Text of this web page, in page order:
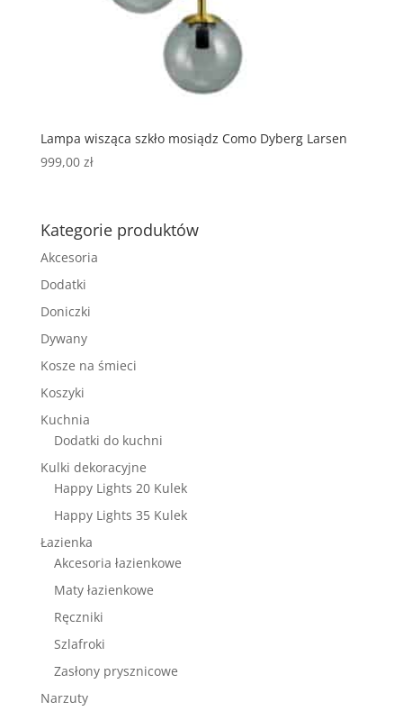
Lampa wisząca szkło mosiądz Como Dyberg Larsen
999,00 zł
Kategorie produktów
Akcesoria
Dodatki
Doniczki
Dywany
Kosze na śmieci
Koszyki
Kuchnia
Dodatki do kuchni
Kulki dekoracyjne
Happy Lights 20 Kulek
Happy Lights 35 Kulek
Łazienka
Akcesoria łazienkowe
Maty łazienkowe
Ręczniki
Szlafroki
Zasłony prysznicowe
Narzuty